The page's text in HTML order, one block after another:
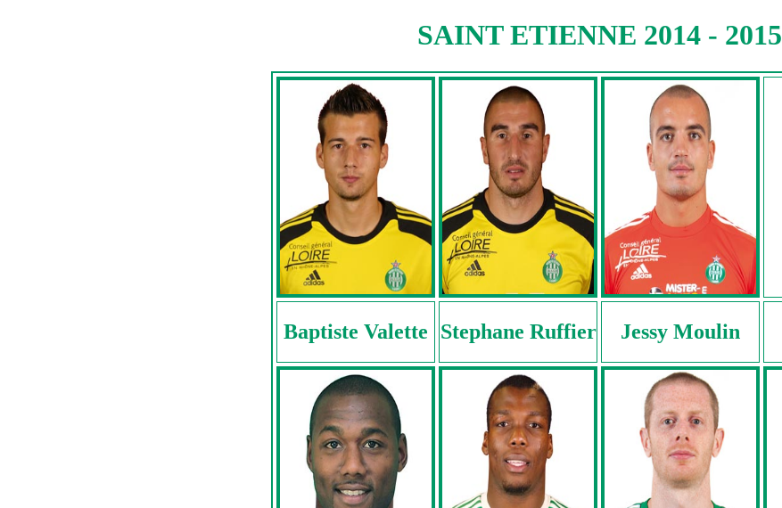
SAINT ETIENNE 2014 - 2015
Baptiste Valette Stephane Ruffier Jessy Moulin